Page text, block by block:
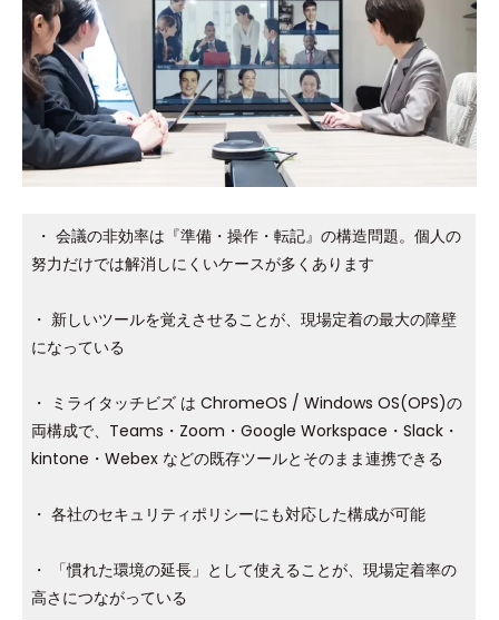
・ 会議の非効率は『準備・操作・転記』の構造問題。個人の
努力だけでは解消しにくいケースが多くあります
・ 新しいツールを覚えさせることが、現場定着の最大の障壁
になっている
・ ミライタッチビズ は ChromeOS / Windows OS(OPS)の
両構成で、Teams・Zoom・Google Workspace・Slack・
kintone・Webex などの既存ツールとそのまま連携できる
・ 各社のセキュリティポリシーにも対応した構成が可能
・ 「慣れた環境の延長」として使えることが、現場定着率の
高さにつながっている